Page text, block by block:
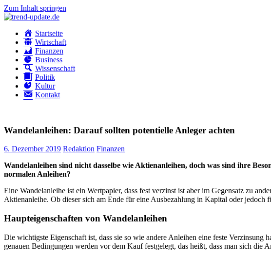
Zum Inhalt springen
trend-
update.de
Trends
News
Wirtschaft,
Wissenschaft
Politik
Startseite
Wirtschaft
Finanzen
Business
Wissenschaft
Politik
Kultur
Kontakt
Wandelanleihen: Darauf sollten potentielle Anleger achten
6. Dezember 2019 Redaktion Finanzen
Wandelanleihen sind nicht dasselbe wie Aktienanleihen, doch was sind ihre
normalen Anleihen?
Eine Wandelanleihe ist ein Wertpapier, dass fest verzinst ist aber im Gegensatz zu
Aktienanleihe. Ob dieser sich am Ende für eine Ausbezahlung in Kapital oder jedoch
Haupteigenschaften von Wandelanleihen
Die wichtigste Eigenschaft ist, dass sie so wie andere Anleihen eine feste
genauen Bedingungen werden vor dem Kauf festgelegt, das heißt, dass man sich die